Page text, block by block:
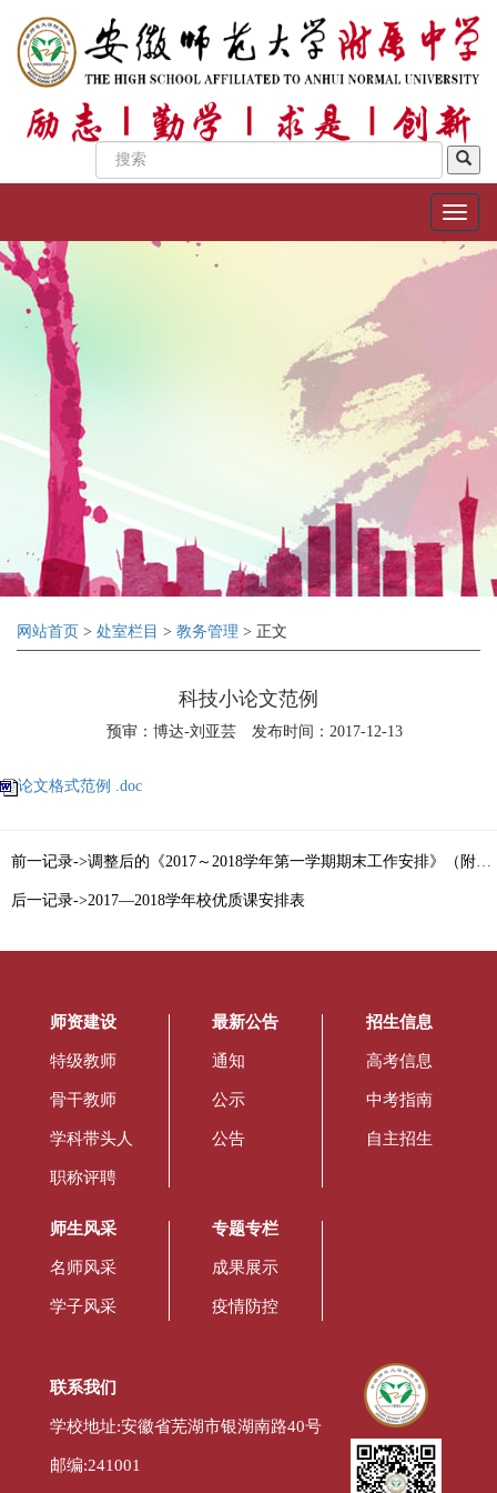
网站首页 > 处室栏目 > 教务管理 > 正文
科技小论文范例
预审：博达-刘亚芸 发布时间：2017-12-13
论文格式范例 .doc
前一记录->调整后的《2017～2018学年第一学期期末工作安排》（附：期末考试命题规范）
后一记录->2017—2018学年校优质课安排表
师资建设
特级教师
骨干教师
学科带头人
职称评聘
最新公告
通知
公示
公告
招生信息
高考信息
中考指南
自主招生
师生风采
名师风采
学子风采
专题专栏
成果展示
疫情防控
联系我们
学校地址:安徽省芜湖市银湖南路40号
邮编:241001